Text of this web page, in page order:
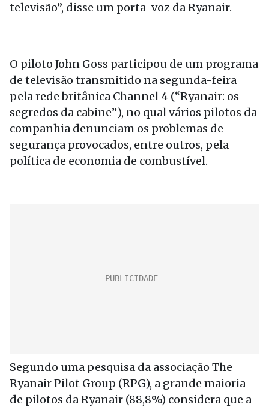
televisão”, disse um porta-voz da Ryanair.
O piloto John Goss participou de um programa
de televisão transmitido na segunda-feira
pela rede britânica Channel 4 (“Ryanair: os
segredos da cabine”), no qual vários pilotos da
companhia denunciam os problemas de
segurança provocados, entre outros, pela
política de economia de combustível.
Segundo uma pesquisa da associação The
Ryanair Pilot Group (RPG), a grande maioria
de pilotos da Ryanair (88,8%) considera que a